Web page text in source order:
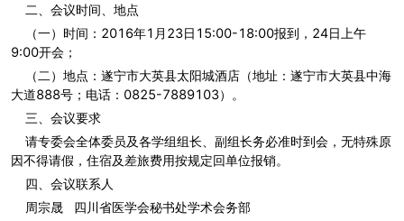
二、会议时间、地点
（一）时间：2016年1月23日15:00-18:00报到，24日上午
9:00开会；
（二）地点：遂宁市大英县太阳城酒店（地址：遂宁市大英县中海
大道888号；电话：0825-7889103）。
三、会议要求
请专委会全体委员及各学组组长、副组长务必准时到会，无特殊原
因不得请假，住宿及差旅费用按规定回单位报销。
四、会议联系人
周宗晟 四川省医学会秘书处学术会务部